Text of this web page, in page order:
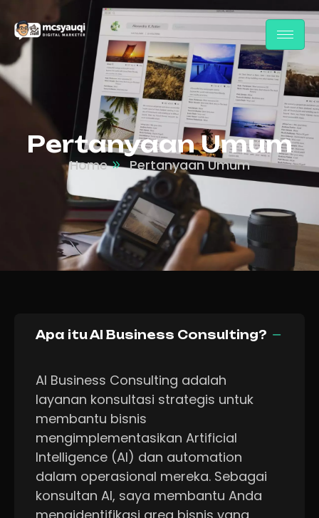
Pertanyaan Umum
Home Pertanyaan Umum
Apa itu AI Business Consulting?
AI Business Consulting adalah
layanan konsultasi strategis untuk
membantu bisnis
mengimplementasikan Artificial
Intelligence (AI) dan automation
dalam operasional mereka. Sebagai
konsultan AI, saya membantu Anda